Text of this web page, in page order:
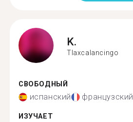
K.
Tlaxcalancingo
СВОБОДНЫЙ
испанский французский
ИЗУЧАЕТ